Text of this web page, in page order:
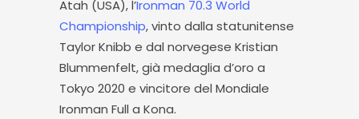
Atah (USA), l’Ironman 70.3 World
Championship, vinto dalla statunitense
Taylor Knibb e dal norvegese Kristian
Blummenfelt, già medaglia d’oro a
Tokyo 2020 e vincitore del Mondiale
Ironman Full a Kona.